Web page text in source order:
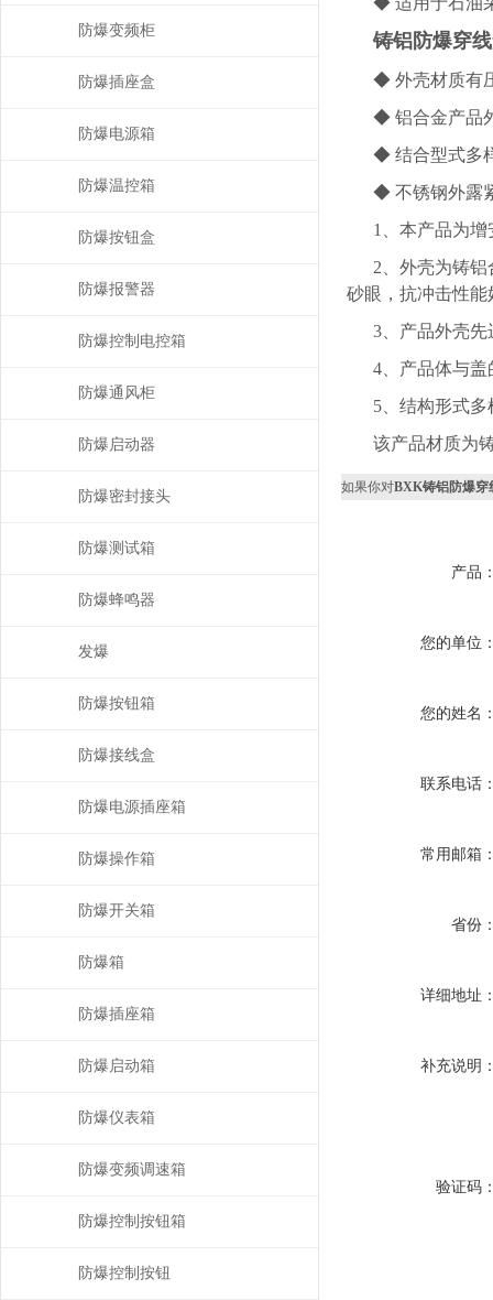
铸铝防爆穿
◆ 外壳材质有
◆ 铝合金产品
◆ 结合型式多
◆ 不锈钢外露
1、本产品为
2、外壳为铸
砂眼，抗冲击性能
3、产品外壳
4、产品体与
5、结构形式
该产品材质为
如果你对BXK铸铝防爆穿
产品
您的单位
您的姓名
联系电话
常用邮箱
省份
详细地址
补充说明
验证码
防爆变频柜
防爆插座盒
防爆电源箱
防爆温控箱
防爆按钮盒
防爆报警器
防爆控制电控箱
防爆通风柜
防爆启动器
防爆密封接头
防爆测试箱
防爆蜂鸣器
发爆
防爆按钮箱
防爆接线盒
防爆电源插座箱
防爆操作箱
防爆开关箱
防爆箱
防爆插座箱
防爆启动箱
防爆仪表箱
防爆变频调速箱
防爆控制按钮箱
防爆控制按钮